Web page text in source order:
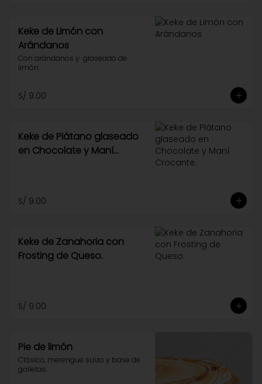
Keke de Limón con
Arándanos
Con arándanos y  glaseado de
limón.
S/ 9.00
Keke de Plátano glaseado
en Chocolate y Maní
S/ 9.00
Keke de Zanahoria con
Frosting de Queso.
S/ 9.00
Pie de limón
Clásico, merengue suizo y base de
galletas .